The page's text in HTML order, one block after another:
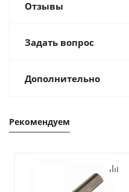
Отзывы
Задать вопрос
Дополнительно
Рекомендуем